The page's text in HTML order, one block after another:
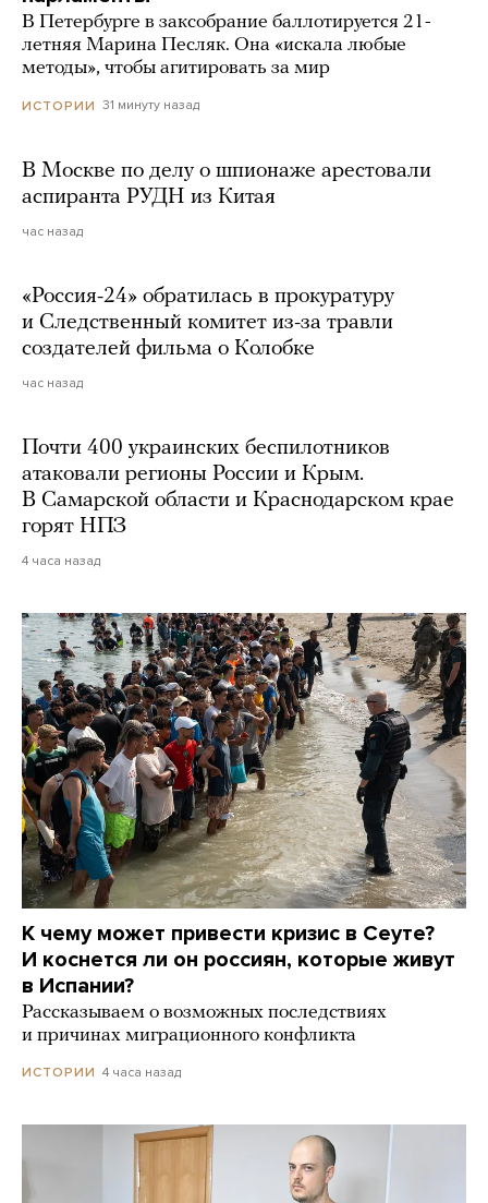
В Петербурге в заксобрание баллотируется 21-
летняя Марина Песляк. Она «искала любые
методы», чтобы агитировать за мир
ИСТОРИИ 31 минуту назад
В Москве по делу о шпионаже арестовали
аспиранта РУДН из Китая
час назад
«Россия-24» обратилась в прокуратуру
и Следственный комитет из-за травли
создателей фильма о Колобке
час назад
Почти 400 украинских беспилотников
атаковали регионы России и Крым.
В Самарской области и Краснодарском крае
горят НПЗ
4 часа назад
К чему может привести кризис в Сеуте?
И коснется ли он россиян, которые живут
в Испании?
Рассказываем о возможных последствиях
и причинах миграционного конфликта
ИСТОРИИ 4 часа назад